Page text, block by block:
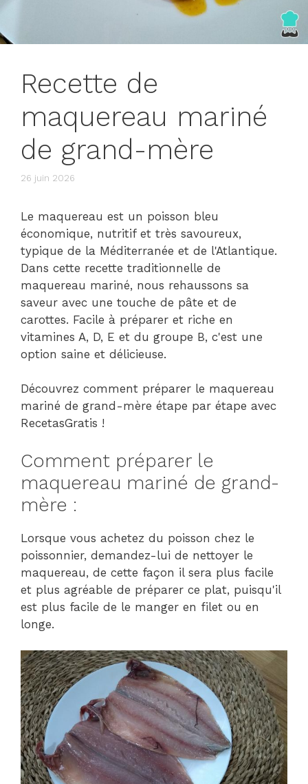
Recette de
maquereau mariné
de grand-mère
26 juin 2026
Le maquereau est un poisson bleu
économique, nutritif et très savoureux,
typique de la Méditerranée et de l'Atlantique.
Dans cette recette traditionnelle de
maquereau mariné, nous rehaussons sa
saveur avec une touche de pâte et de
carottes. Facile à préparer et riche en
vitamines A, D, E et du groupe B, c'est une
option saine et délicieuse.
Découvrez comment préparer le maquereau
mariné de grand-mère étape par étape avec
RecetasGratis !
Comment préparer le
maquereau mariné de grand-
mère :
Lorsque vous achetez du poisson chez le
poissonnier, demandez-lui de nettoyer le
maquereau, de cette façon il sera plus facile
et plus agréable de préparer ce plat, puisqu'il
est plus facile de le manger en filet ou en
longe.